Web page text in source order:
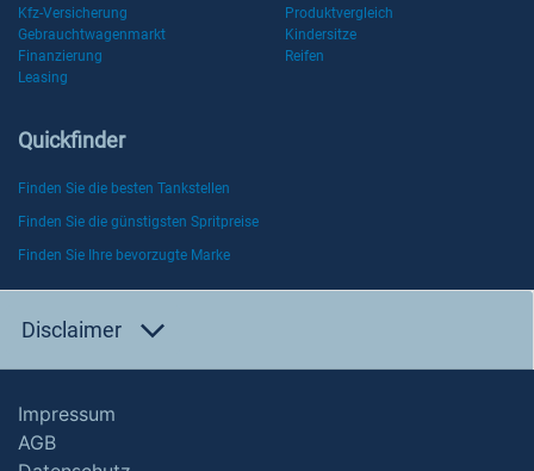
Kfz-Versicherung
Produktvergleich
Gebrauchtwagenmarkt
Kindersitze
Finanzierung
Reifen
Leasing
Quickfinder
Finden Sie die besten Tankstellen
Finden Sie die günstigsten Spritpreise
Finden Sie Ihre bevorzugte Marke
Disclaimer
Impressum
AGB